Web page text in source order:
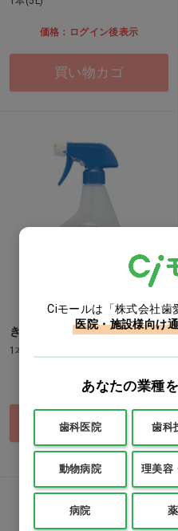
価格：ログイン後表示
買い物カゴ
きりかえスプレー空ボトル
1本(500mL)
価格：ログイン後表示
買い物カゴ
Ciモールは「株式会社歯
医院・施設様向け
あなたの業種
歯科医院 歯科
動物病院 理美容
病院